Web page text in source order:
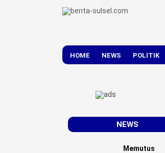
HOME NEWS POLITIK
NEWS
Memutus